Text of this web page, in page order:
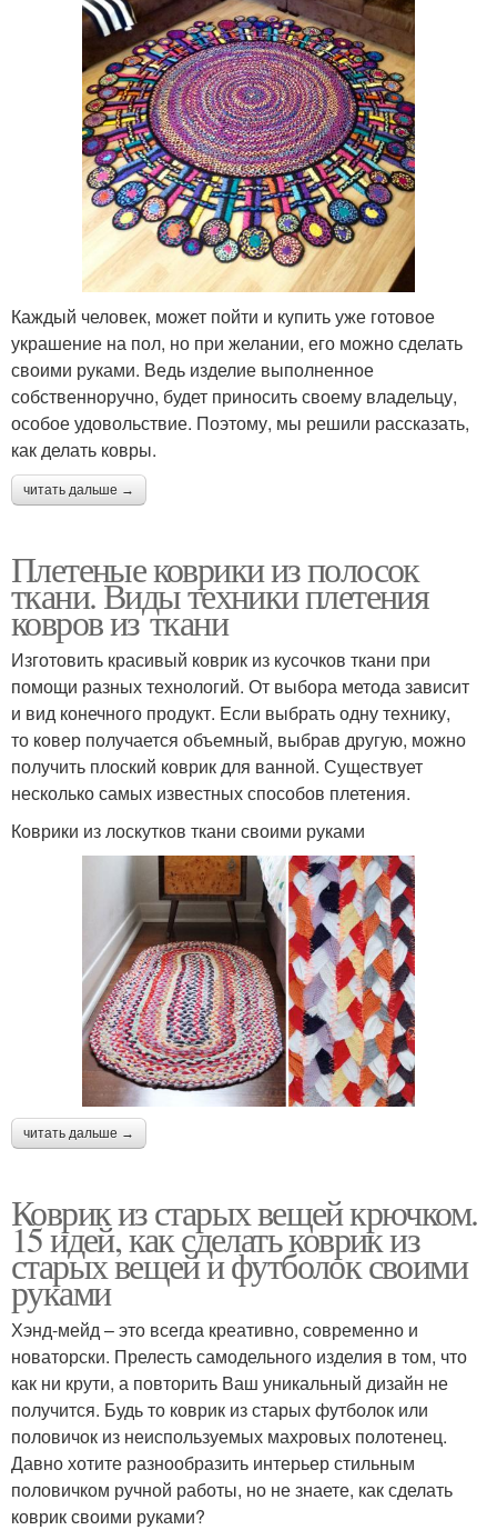
Каждый человек, может пойти и купить уже готовое
украшение на пол, но при желании, его можно сделать
своими руками. Ведь изделие выполненное
собственноручно, будет приносить своему владельцу,
особое удовольствие. Поэтому, мы решили рассказать,
как делать ковры.
читать дальше →
Плетеные коврики из полосок
ткани. Виды техники плетения
ковров из ткани
Изготовить красивый коврик из кусочков ткани при
помощи разных технологий. От выбора метода зависит
и вид конечного продукт. Если выбрать одну технику,
то ковер получается объемный, выбрав другую, можно
получить плоский коврик для ванной. Существует
несколько самых известных способов плетения.
Коврики из лоскутков ткани своими руками
читать дальше →
Коврик из старых вещей крючком.
15 идей, как сделать коврик из
старых вещей и футболок своими
руками
Хэнд-мейд – это всегда креативно, современно и
новаторски. Прелесть самодельного изделия в том, что
как ни крути, а повторить Ваш уникальный дизайн не
получится. Будь то коврик из старых футболок или
половичок из неиспользуемых махровых полотенец.
Давно хотите разнообразить интерьер стильным
половичком ручной работы, но не знаете, как сделать
коврик своими руками?